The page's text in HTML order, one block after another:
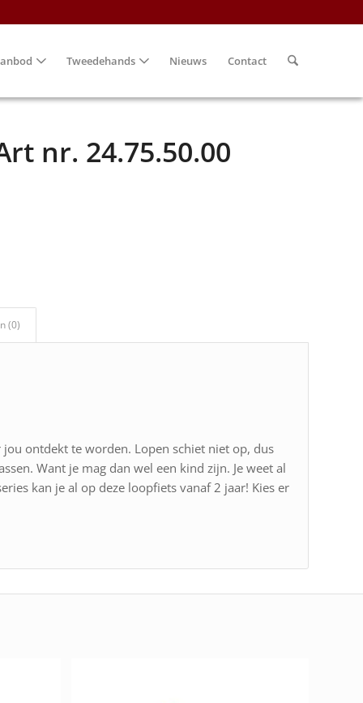
Tweedehands Nieuws Contact
nr. 24.75.50.00
(0)
ontdekt te worden. Lopen schiet niet op, dus
Want je mag dan wel een kind zijn. Je weet al
kan je al op deze loopfiets vanaf 2 jaar! Kies er